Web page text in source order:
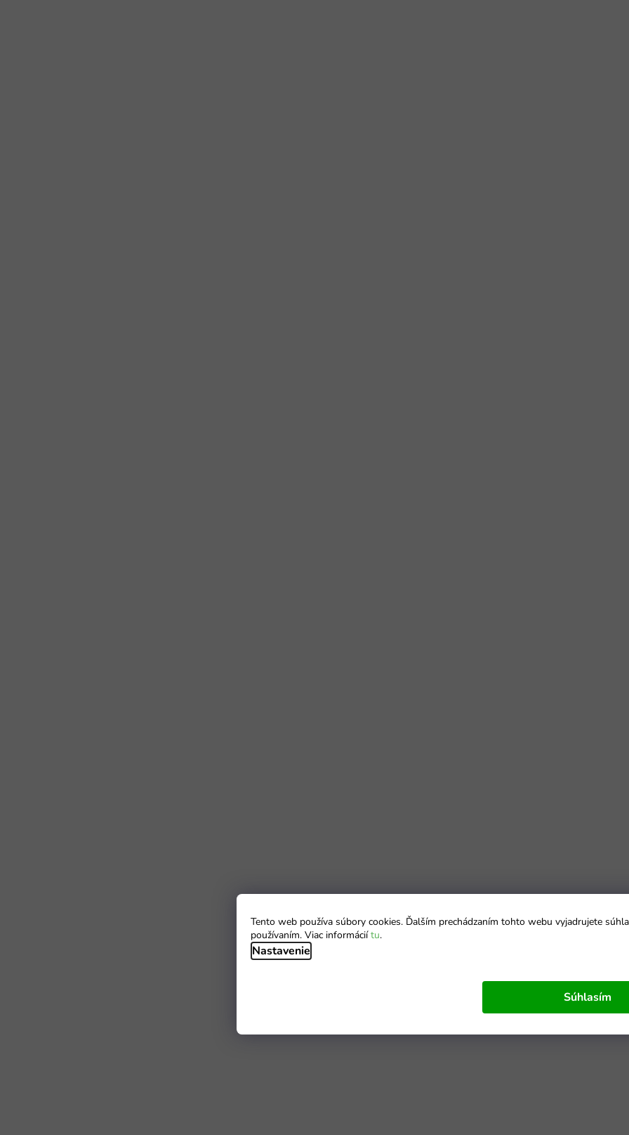
Tento web používa súbory cookies. Ďalším prechádzaním tohto webu vyjadrujete
používaním. Viac informáciítu.
Nastavenie
Súhlasím